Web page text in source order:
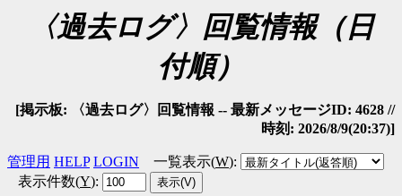
〈過去ログ〉回覧情報（日
付順）
[掲示板: 〈過去ログ〉回覧情報 -- 最新メッセージID: 4628 //
時刻: 2026/8/9(20:37)]
管理用 HELP LOGIN 一覧表示(W):
表示件数(Y):